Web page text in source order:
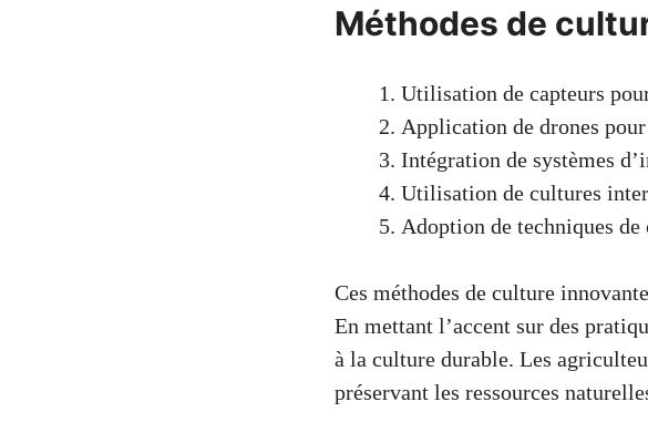
Méthodes de
Utilisation de capteurs
Application de drones
Intégration de systèmes
Utilisation de cultures
Adoption de techniques
Ces méthodes de culture
En mettant l’accent sur des
à la culture durable. Les
préservant les ressources